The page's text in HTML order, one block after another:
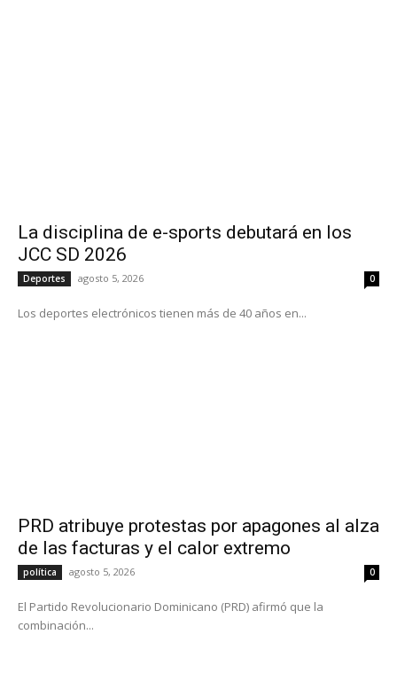
La disciplina de e-sports debutará en los
JCC SD 2026
Deportes agosto 5, 2026 0
Los deportes electrónicos tienen más de 40 años en...
PRD atribuye protestas por apagones al alza
de las facturas y el calor extremo
política agosto 5, 2026 0
El Partido Revolucionario Dominicano (PRD) afirmó que la
combinación...